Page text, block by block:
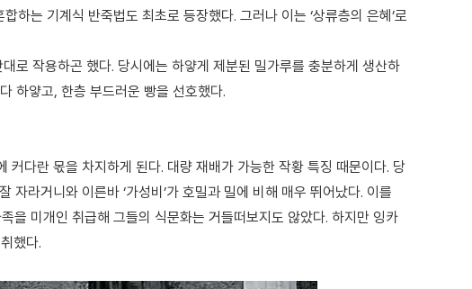
는 기계식 반죽법도 최초로 등장했다. 그러나 이는 ‘상류층의 은혜’로
로 작용하곤 했다. 당시에는 하얗게 제분된 밀가루를 충분하게 생산하
하얗고, 한층 부드러운 빵을 선호했다.
다란 몫을 차지하게 된다. 대량 재배가 가능한 작황 특징 때문이다. 당
라거니와 이른바 ‘가성비’가 호밀과 밀에 비해 매우 뛰어났다. 이를
을 미개인 취급해 그들의 식문화는 거들떠보지도 않았다. 하지만 잉카
했다.